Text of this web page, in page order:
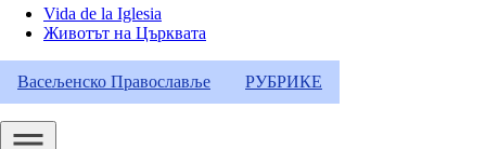
Header
Category
Menu
Vida de la Iglesia
Животът на Църквата
Васељенско Православље РУБРИКЕ